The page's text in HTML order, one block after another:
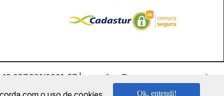
0001-57 | saconibus@queropassagem.com.br
Ok, entendi!